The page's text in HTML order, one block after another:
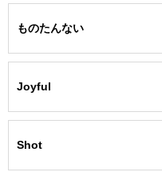
ものたんない
Joyful
Shot